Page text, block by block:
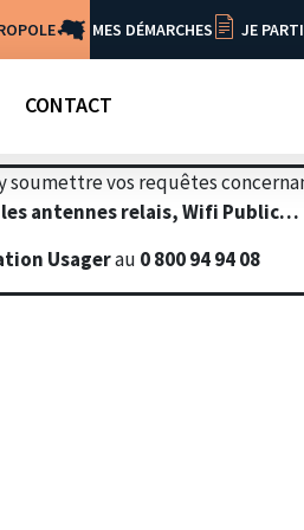
MES DÉMARCHES JE
CONTACT
soumettre vos requêtes
antennes relais, Wifi Public…
Usagerau 0 800 94 94 08